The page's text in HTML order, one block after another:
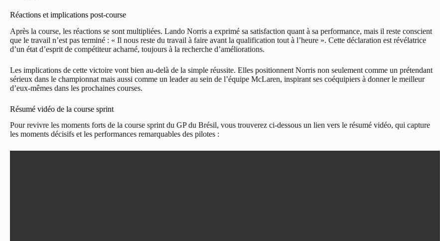
Réactions et implications post-course
Après la course, les réactions se sont multipliées. Lando Norris a exprimé sa satisfaction quant à sa performance, mais il reste conscient
que le travail n’est pas terminé : « Il nous reste du travail à faire avant la qualification tout à l’heure ». Cette déclaration est révélatrice
d’un état d’esprit de compétiteur acharné, toujours à la recherche d’améliorations.
Les implications de cette victoire vont bien au-delà de la simple réussite. Elles positionnent Norris non seulement comme un prétendant
sérieux dans le championnat mais aussi comme un leader au sein de l’équipe McLaren, inspirant ses coéquipiers à donner le meilleur
d’eux-mêmes dans les prochaines courses.
Résumé vidéo de la course sprint
Pour revivre les moments forts de la course sprint du GP du Brésil, vous trouverez ci-dessous un lien vers le résumé vidéo, qui capture
les moments décisifs et les performances remarquables des pilotes :